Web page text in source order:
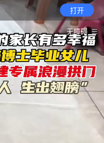
打开
无障碍